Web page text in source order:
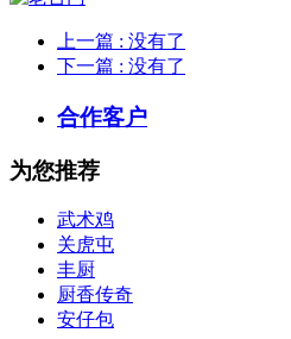
上一篇 : 没有了
下一篇 : 没有了
合作客户
为您推荐
武术鸡
关虎屯
丰厨
厨香传奇
安仔包